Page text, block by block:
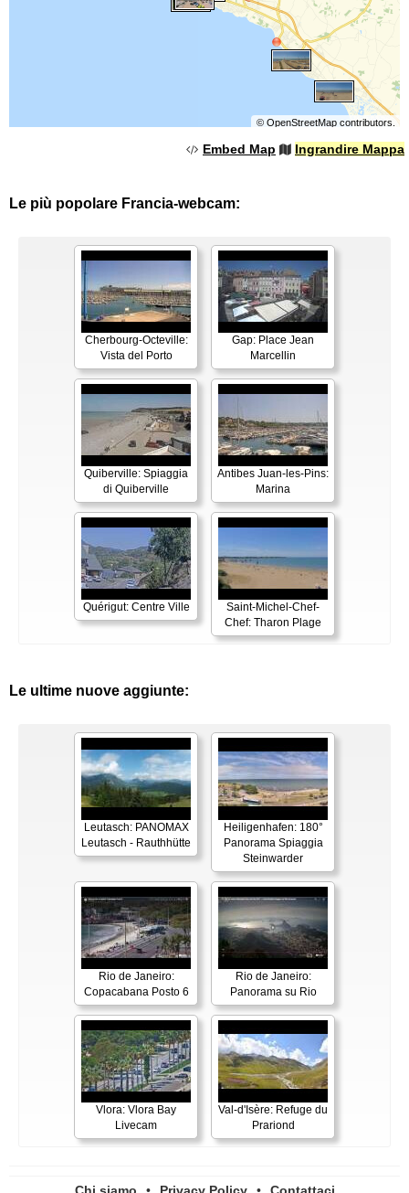
© OpenStreetMapcontributors.
Embed Map Ingrandire Mappa
Le più popolare Francia-webcam:
Cherbourg-Octeville:
Vista del Porto
Gap: Place Jean
Marcellin
Quiberville: Spiaggia
di Quiberville
Antibes Juan-les-Pins:
Marina
Quérigut: Centre Ville
Saint-Michel-Chef-
Chef: Tharon Plage
Le ultime nuove aggiunte:
Leutasch: PANOMAX
Leutasch - Rauthhütte
Heiligenhafen: 180°
Panorama Spiaggia
Steinwarder
Rio de Janeiro:
Copacabana Posto 6
Rio de Janeiro:
Panorama su Rio
Vlora: Vlora Bay
Livecam
Val-d'Isère: Refuge du
Prariond